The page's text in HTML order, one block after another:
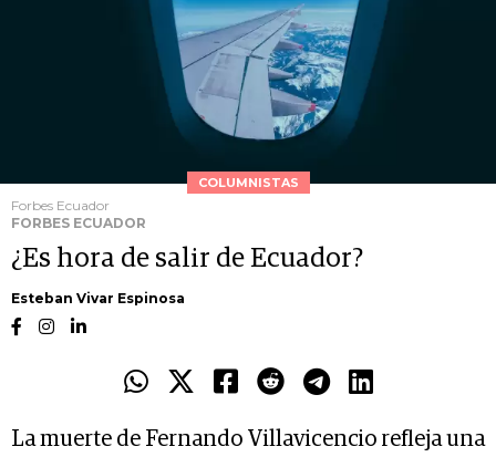
COLUMNISTAS
Forbes Ecuador
FORBES ECUADOR
¿Es hora de salir de Ecuador?
Esteban Vivar Espinosa
La muerte de Fernando Villavicencio refleja una